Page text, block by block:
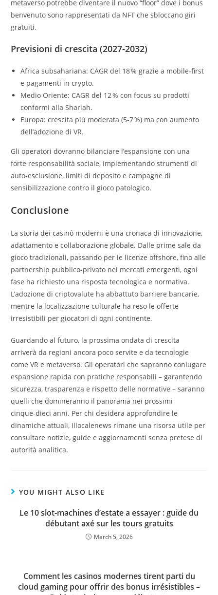
metaverso potrebbe diventare il nuovo “floor” dove i bonus
benvenuto sono rappresentati da NFT che sbloccano giri
gratuiti.
Previsioni di crescita (2027‑2032)
Africa subsahariana: CAGR del 18 % grazie a mobile‑first
e pagamenti in crypto.
Medio Oriente: CAGR del 12 % con focus su prodotti
conformi alla Shariah.
Europa: crescita più moderata (5‑7 %) ma con aumento
dell’adozione di VR.
Gli operatori dovranno bilanciare l’espansione con una
forte responsabilità sociale, implementando strumenti di
auto‑esclusione, limiti di deposito e campagne di
sensibilizzazione contro il gioco patologico.
Conclusione
La storia dei casinò moderni è una cronaca di innovazione,
adattamento e collaborazione globale. Dalle prime sale da
gioco tradizionali, passando per le licenze offshore, fino alle
partnership pubblico‑privato nei mercati emergenti, ogni
fase ha richiesto una risposta tecnologica e normativa.
L’adozione di criptovalute ha abbattuto barriere bancarie,
mentre la localizzazione culturale ha reso le offerte
irresistibili per giocatori di ogni continente.
Guardando al futuro, la prossima ondata di crescita
arriverà da regioni ancora poco servite e da tecnologie
come VR e metaverso. Gli operatori che sapranno coniugare
espansione rapida con pratiche responsabili – garantendo
sicurezza, trasparenza e rispetto delle normative – saranno
quelli che domineranno il panorama nei prossimi
cinque‑dieci anni. Per chi desidera approfondire le
dinamiche attuali, Illocalenews rimane una risorsa utile per
consultare notizie, guide e aggiornamenti senza pretese di
autorità analitica.
YOU MIGHT ALSO LIKE
Le 10 slot‑machines d’estate a essayer : guide du
débutant axé sur les tours gratuits
March 5, 2026
Comment les casinos modernes tirent parti du
cloud gaming pour offrir des bonus irrésistibles –